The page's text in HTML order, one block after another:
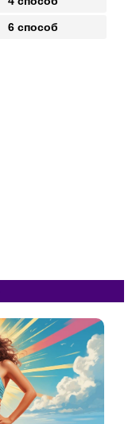
6 способ